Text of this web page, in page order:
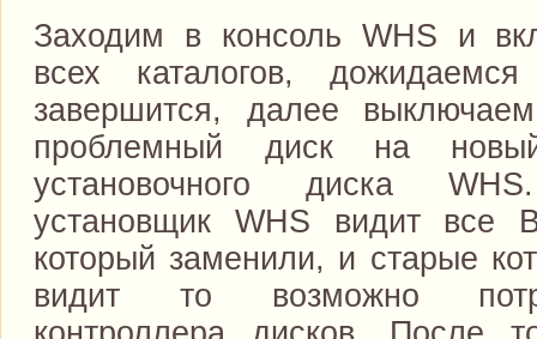
Заходим в консоль WHS и
всех каталогов,
завершится, далее
проблемный диск на
установочного диска
установщик WHS видит все
который заменили, и старые
видит то возможно